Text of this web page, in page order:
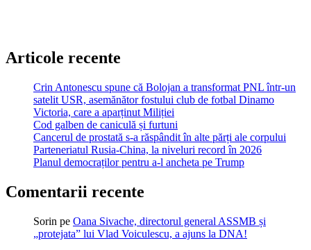
Articole recente
Crin Antonescu spune că Bolojan a transformat PNL într-un
satelit USR, asemănător fostului club de fotbal Dinamo
Victoria, care a aparținut Miliției
Cod galben de caniculă și furtuni
Cancerul de prostată s-a răspândit în alte părți ale corpului
Parteneriatul Rusia-China, la niveluri record în 2026
Planul democraților pentru a-l ancheta pe Trump
Comentarii recente
Sorin pe Oana Sivache, directorul general ASSMB și
„protejata” lui Vlad Voiculescu, a ajuns la DNA!